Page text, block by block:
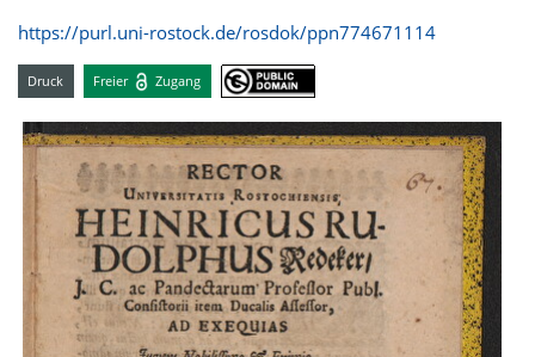
https://purl.uni-rostock.de/rosdok/ppn774671114
Druck Freier Zugang